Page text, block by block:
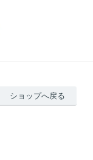
ショップへ戻る